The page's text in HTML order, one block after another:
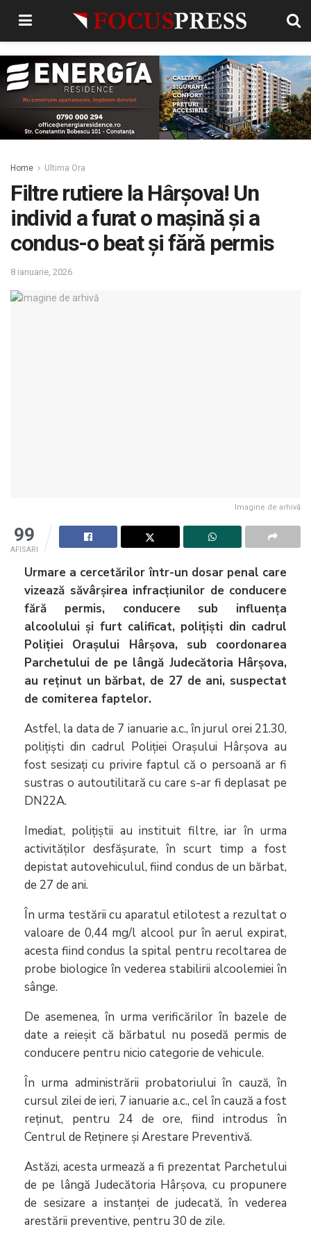
Home Ultima Ora
Filtre rutiere la Hârșova! Un
individ a furat o mașină și a
condus-o beat și fără permis
8 ianuarie, 2026
Imagine de arhivă
99
AFISARI
Urmare a cercetărilor într-un dosar penal care
vizează săvârșirea infracțiunilor de conducere
fără permis, conducere sub influența
alcoolului și furt calificat, polițiști din cadrul
Poliției Orașului Hârșova, sub coordonarea
Parchetului de pe lângă Judecătoria Hârșova,
au reținut un bărbat, de 27 de ani, suspectat
de comiterea faptelor.
Astfel, la data de 7 ianuarie a.c., în jurul orei 21.30,
polițiști din cadrul Poliției Orașului Hârșova au
fost sesizați cu privire faptul că o persoană ar fi
sustras o autoutilitară cu care s-ar fi deplasat pe
DN22A.
Imediat, polițiștii au instituit filtre, iar în urma
activităților desfășurate, în scurt timp a fost
depistat autovehiculul, fiind condus de un bărbat,
de 27 de ani.
În urma testării cu aparatul etilotest a rezultat o
valoare de 0,44 mg/l alcool pur în aerul expirat,
acesta fiind condus la spital pentru recoltarea de
probe biologice în vederea stabilirii alcoolemiei în
sânge.
De asemenea, în urma verificărilor în bazele de
date a reieșit că bărbatul nu posedă permis de
conducere pentru nicio categorie de vehicule.
În urma administrării probatoriului în cauză, în
cursul zilei de ieri, 7 ianuarie a.c., cel în cauză a fost
reținut, pentru 24 de ore, fiind introdus în
Centrul de Reținere și Arestare Preventivă.
Astăzi, acesta urmează a fi prezentat Parchetului
de pe lângă Judecătoria Hârșova, cu propunere
de sesizare a instanței de judecată, în vederea
arestării preventive, pentru 30 de zile.